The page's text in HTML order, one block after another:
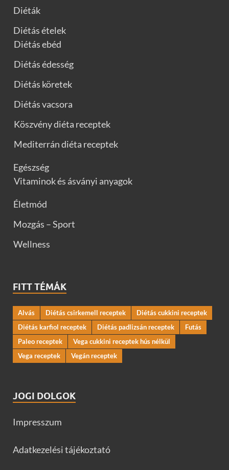
Diéták
Diétás ételek
Diétás ebéd
Diétás édesség
Diétás köretek
Diétás vacsora
Köszvény diéta receptek
Mediterrán diéta receptek
Egészség
Vitaminok és ásványi anyagok
Életmód
Mozgás – Sport
Wellness
FITT TÉMÁK
Alvás Diétás csirkemell receptek
Diétás cukkini receptek
Diétás karfiol receptek
Diétás padlizsán receptek
Futás
Paleo receptek
Vega cukkini receptek hús nélkül
Vega receptek
Vegán receptek
JOGI DOLGOK
Impresszum
Adatkezelési tájékoztató